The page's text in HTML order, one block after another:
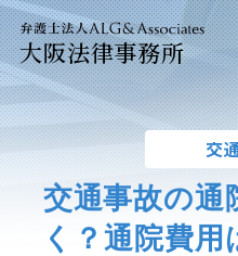
大阪法律事務所
交
交通事故の通
く？通院費